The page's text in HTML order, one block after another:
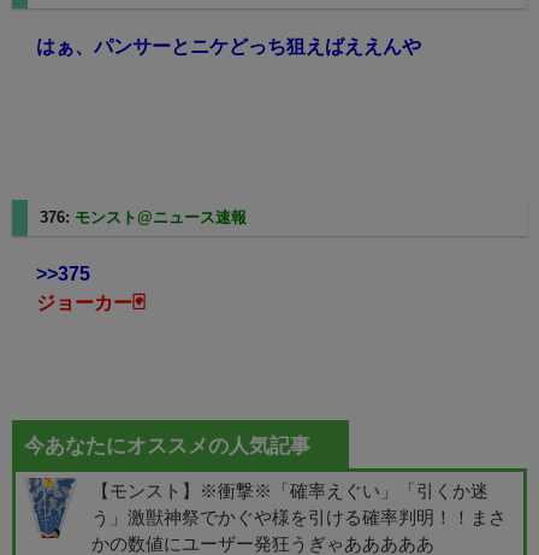
はぁ、パンサーとニケどっち狙えばええんや
376: モンスト@ニュース速報
>>375
ジョーカー🃏
今あなたにオススメの人気記事
【モンスト】※衝撃※「確率えぐい」「引くか迷
う」激獣神祭でかぐや様を引ける確率判明！！まさ
かの数値にユーザー発狂うぎゃあああああ